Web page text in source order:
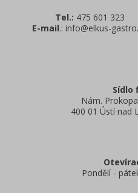
Tel.: 475 601 323
E-mail.: info@elkus-
Sídlo
Nám.
400 01 Ústí nad
Pondělí -